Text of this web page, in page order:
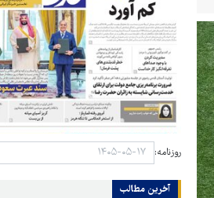
روزنامه:
آخرین مطالب